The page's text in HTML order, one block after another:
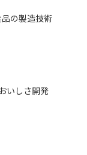
品の製造技術
いしさ開発